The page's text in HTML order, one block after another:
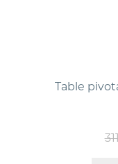
Table